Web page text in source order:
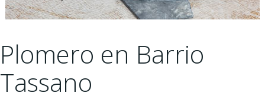
Plomero en Barrio
Tassano